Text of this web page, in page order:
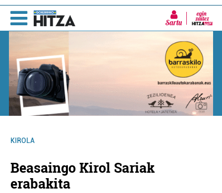
Sartu
KIROLA
Beasaingo Kirol Sariak
erabakita